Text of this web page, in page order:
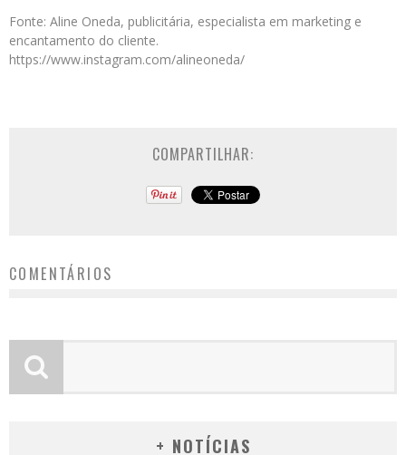
Fonte: Aline Oneda, publicitária, especialista em marketing e
encantamento do cliente.
https://www.instagram.com/alineoneda/
COMPARTILHAR:
COMENTÁRIOS
+ NOTÍCIAS